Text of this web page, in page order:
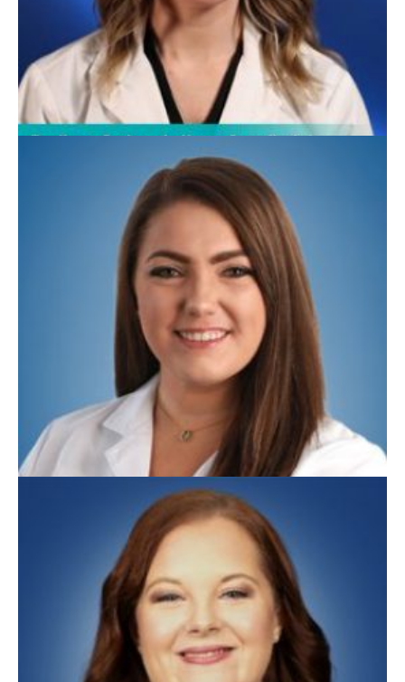
Haley Brinkley, APN
Medicina Familiar
Lisa Baranski, PA-C
Medicina Familiar